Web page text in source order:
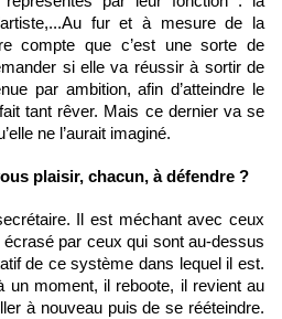
fur et à mesure de la
compte que c’est une sorte de
si elle va réussir à sortir de
par ambition, afin d’atteindre le
tant rêver. Mais ce dernier va se
ne l’aurait imaginé.
plaisir, chacun, à défendre ?
Il est méchant avec ceux
par ceux qui sont au-dessus
de ce système dans lequel il est.
un moment, il reboote, il revient au
à nouveau puis de se rééteindre.